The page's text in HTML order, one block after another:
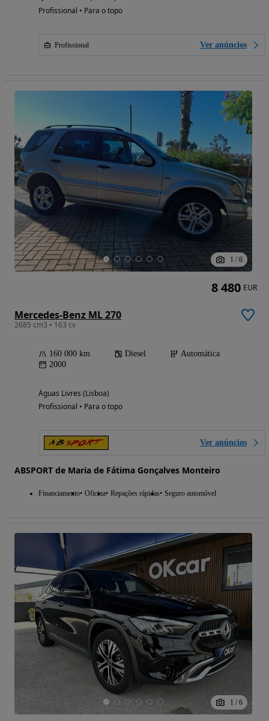
Profissional • Para o topo
Profissional Ver anúncios
1 / 6
Mercedes-Benz ML 270
2685 cm3 • 163 cv
160 000 km Diesel
Automática
2000
Águas Livres (Lisboa)
Profissional • Para o topo
Ver anúncios
ABSPORT de Maria de Fátima Gonçalves Monteiro
Financiamento Oficina Repações rápidas Seguro automóvel
8 480 EUR
1 / 6